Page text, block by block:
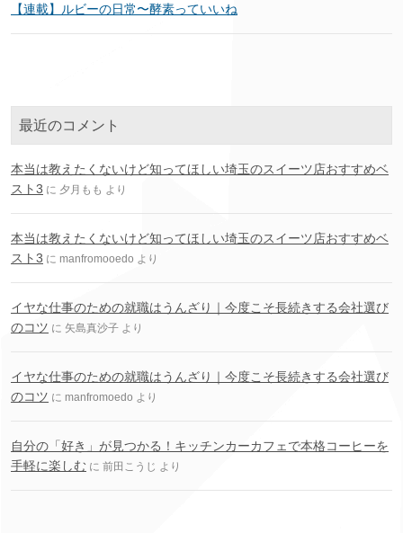
【連載】ルビーの日常〜酵素っていいね
最近のコメント
本当は教えたくないけど知ってほしい埼玉のスイーツ店おすすめベ
スト3 に 夕月もも より
本当は教えたくないけど知ってほしい埼玉のスイーツ店おすすめベ
スト3 に manfromooedo より
イヤな仕事のための就職はうんざり｜今度こそ長続きする会社選び
のコツ に 矢島真沙子 より
イヤな仕事のための就職はうんざり｜今度こそ長続きする会社選び
のコツ に manfromoedo より
自分の「好き」が見つかる！キッチンカーカフェで本格コーヒーを
手軽に楽しむ に 前田こうじ より